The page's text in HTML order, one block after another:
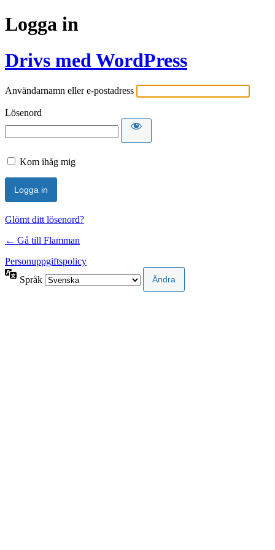
Logga in
Drivs med WordPress
Användarnamn eller e-postadress
Lösenord
Kom ihåg mig
Glömt ditt lösenord?
← Gå till Flamman
Personuppgiftspolicy
Språk